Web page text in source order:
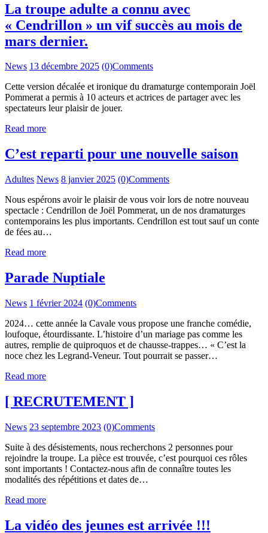
La troupe adulte a connu avec
« Cendrillon » un vif succès au mois de
mars dernier.
News 13 décembre 2025 (0)Comments
Cette version décalée et ironique du dramaturge contemporain Joël
Pommerat a permis à 10 acteurs et actrices de partager avec les
spectateurs leur plaisir de jouer.
Read more
C’est reparti pour une nouvelle saison
Adultes News 8 janvier 2025 (0)Comments
Nous espérons avoir le plaisir de vous voir lors de notre nouveau
spectacle : Cendrillon de Joël Pommerat, un de nos dramaturges
contemporains les plus importants. Cendrillon est tout sauf un conte
de fées au…
Read more
Parade Nuptiale
News 1 février 2024 (0)Comments
2024… cette année la Cavale vous propose une franche comédie,
loufoque, étourdissante. L’histoire d’un mariage pas comme les
autres, remplie de quiproquos et de chausse-trappes… « C’est la
noce chez les Legrand-Veneur. Tout pourrait se passer…
Read more
[ RECRUTEMENT ]
News 23 septembre 2023 (0)Comments
Suite à des désistements, nous recherchons 2 personnes pour
rejoindre la troupe. La pièce est trouvée, c’est pourquoi ces rôles
sont importants ! Contactez-nous afin de connaître toutes les
modalités des répétitions et dates de…
Read more
La vidéo des jeunes est arrivée !!!